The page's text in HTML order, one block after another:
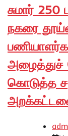
சுமார்
நகரை
அழைத்துச்
கொடுத்த
அறக்கட்டளை